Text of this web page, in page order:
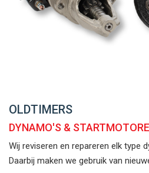
OLDTIMERS
DYNAMO'S &
Wij reviseren en repareren elk type
Daarbij maken we gebruik van